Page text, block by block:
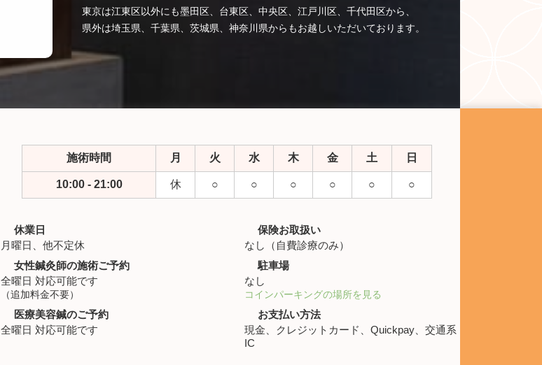
東京は江東区以外にも墨田区、台東区、中央区、江戸川区、千代田区から、
県外は埼玉県、千葉県、茨城県、神奈川県からもお越しいただいております。
施術時間 月 火 水 木 金 土 日
10:00 - 21:00 休 ○ ○ ○ ○ ○ ○
休業日
月曜日、他不定休
女性鍼灸師の施術ご予約
全曜日 対応可能です
（追加料金不要）
医療美容鍼のご予約
全曜日 対応可能です
保険お取扱い
なし（自費診療のみ）
駐車場
なし
コインパーキングの場所を見る
お支払い方法
現金、クレジットカード、Quickpay、交通系
IC